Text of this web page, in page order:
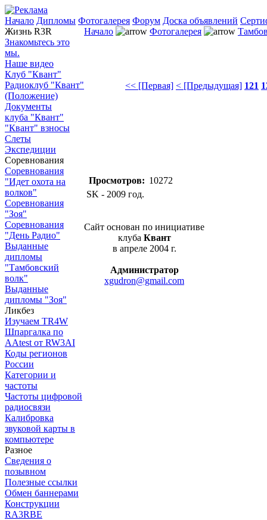
Начало Дипломы Фотогалерея Форум Доска объявлений
Жизнь R3R
Знакомьтесь это
мы.
Наше видео
Клуб "Квант"
Радиоклуб "Квант"
(Положение)
Документы
клуба "Квант"
"Квант" взносы
Слеты
Экспедиции
Соревнования
Соревнования
"Идет охота на
волков"
Соревнования
"Зоя"
Соревнования
"День Радио"
Выданные
дипломы
"Тамбовский
волк"
Выданные
дипломы "Зоя"
Ликбез
Изучаем TR4W
Шпаргалка по
AAtest от RW3AI
Коды регионов
России
Категории и
частоты
Частоты цифровой
радиосвязи
Калибровка
звуковой карты в
компьютере
Разное
Сведения о
позывном
Полезные ссылки
Обмен баннерами
Конструкции
RA3RBE
Начало Фотогалерея
<< [Первая] < [Предыдущая] 121
Просмотров: 10272
SK - 2009 год.
Сайт основан по инициативе
клуба Квант
в апреле 2004 г.
Администратор
xgudron@gmail.com